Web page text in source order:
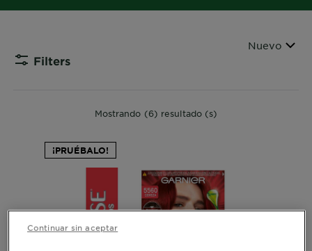
Filters
Ordenar por
Nuevo
Mostrando (6) resultado (s)
¡PRUÉBALO!
Continuar sin aceptar